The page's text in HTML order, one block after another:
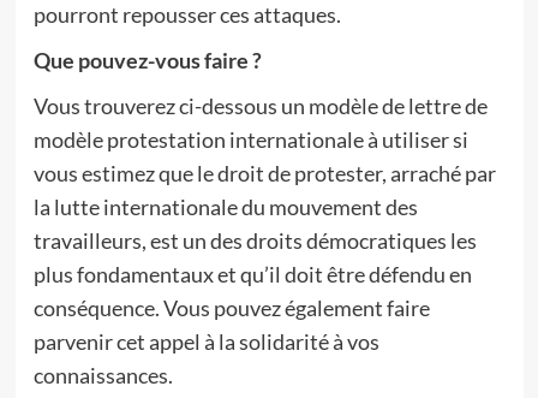
pourront repousser ces attaques.
Que pouvez-vous faire ?
Vous trouverez ci-dessous un modèle de lettre de
modèle protestation internationale à utiliser si
vous estimez que le droit de protester, arraché par
la lutte internationale du mouvement des
travailleurs, est un des droits démocratiques les
plus fondamentaux et qu’il doit être défendu en
conséquence. Vous pouvez également faire
parvenir cet appel à la solidarité à vos
connaissances.